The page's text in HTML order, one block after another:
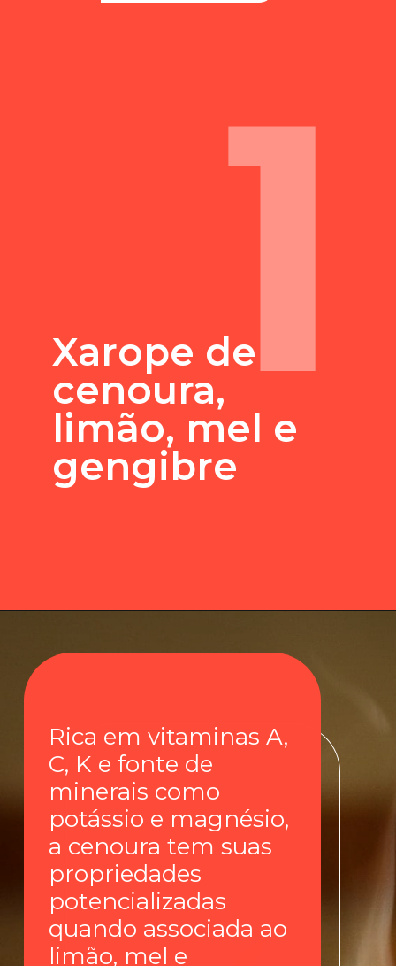
1
Xarope de
cenoura,
limão, mel e
gengibre
Rica em vitaminas A,
C, K e fonte de
minerais como
potássio e magnésio,
a cenoura tem suas
propriedades
potencializadas
quando associada ao
limão, mel e